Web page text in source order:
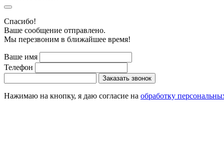
Cпасибо!
Ваше сообщение отправлено.
Мы перезвоним в ближайшее время!
Ваше имя
Телефон
Заказать звонок
Нажимаю на кнопку, я даю согласие на обработку